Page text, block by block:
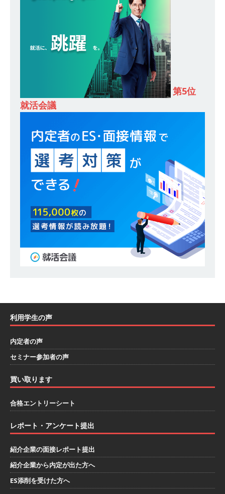
[ 2026年5月11日 ] ≪ 27卒 ｜ ES・適性検査自動
合格で一次確約!! ≫説明会最終開催!｜ 整形外
科・疼痛領域から信頼の厚い老舗製薬メーカー
｜ 1人1人に合わせたキャリアを築ける可能性あ
り ｜ 年間休日127日・完全週休2日制 ｜ 創業87
年 ｜ 日本臓器製薬
体育会積極採用企業
料を提供する老舗メーカー ｜ 業界トップクラス
のシェア ｜ 財務基盤の安定感バツグン ｜ 日本粉
体育会積極採用企業
【 体育会学生限定 】 企業の
詳細分析 AI活用アスキヤリセミナー ｜ 周りと差
をつけられる!! ｜ 予約フォーム
お勧めイベン
【 体育会学生限定 】何から
[ 2026年1月9日 ] （終了）【 28卒 ｜ 文理不問
入退室自由
お勧めイベント
[ 2026年1月9日 ]
宿 ｜ 入退室自由 ≫ アスキヤリ限定特典 企業分
第5位
就活会議
利用学生の声
内定者の声
セミナー参加者の声
買い取ります
合格エントリーシート
レポート・アンケート提出
紹介企業の面接レポート提出
紹介企業から内定が出た方へ
ES添削を受けた方へ